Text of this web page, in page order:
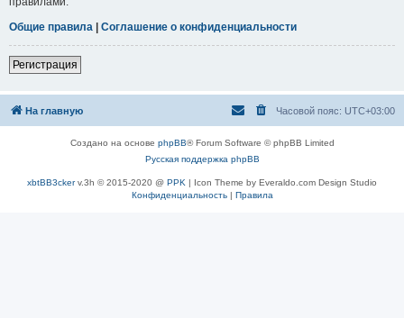
Общие правила | Соглашение о конфиденциальности
Регистрация
На главную Часовой пояс: UTC+03:00
Создано на основе phpBB® Forum Software © phpBB Limited
Русская поддержка phpBB
xbtBB3ckerv.3h © 2015-2020 @ PPK | Icon Theme by Everaldo.com Design Studio
Конфиденциальность| Правила